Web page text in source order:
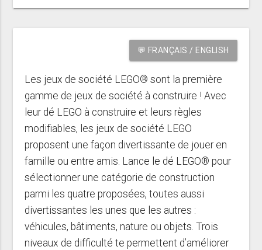
💬 FRANÇAIS / ENGLISH
Les jeux de société LEGO® sont la première
gamme de jeux de société à construire ! Avec
leur dé LEGO à construire et leurs règles
modifiables, les jeux de société LEGO
proposent une façon divertissante de jouer en
famille ou entre amis. Lance le dé LEGO® pour
sélectionner une catégorie de construction
parmi les quatre proposées, toutes aussi
divertissantes les unes que les autres :
véhicules, bâtiments, nature ou objets. Trois
niveaux de difficulté te permettent d’améliorer